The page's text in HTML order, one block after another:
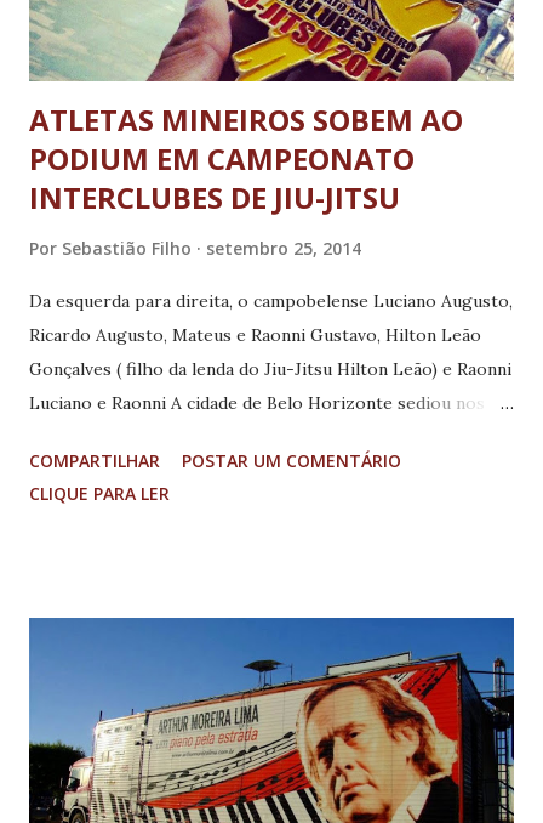
ATLETAS MINEIROS SOBEM AO
PODIUM EM CAMPEONATO
INTERCLUBES DE JIU-JITSU
Por Sebastião Filho setembro 25, 2014
Da esquerda para direita, o campobelense Luciano Augusto,
Ricardo Augusto, Mateus e Raonni Gustavo, Hilton Leão
Gonçalves ( filho da lenda do Jiu-Jitsu Hilton Leão) e Raonni
Luciano e Raonni A cidade de Belo Horizonte sediou nos
Brasileiro Interclubes. O evento foi organizado pelo
mestre Faixa-Vermelha 9º Grau de Jiu Jitsu, Hilton Leão,
de carreira nos tatames do Brasileiro Interclubes e da Copa
Leão Dourado. Nesta vigésima quinta edição do
Campeonato Brasileiro Interclubes, compareceram mil e
cem atletas, representando setenta entidades de Jiu Jitsu
de todo Brasil. As cidades de Lavras e Campo Belo, ambas
COMPARTILHAR
POSTAR UM COMENTÁRIO
CLIQUE PARA LER